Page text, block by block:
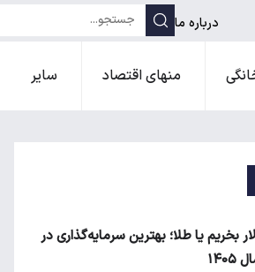
درباره ما
منهای اقتصاد سایر
بخریم یا طلا؛ بهترین سرمایه‌گذاری در
۱۴۰۵